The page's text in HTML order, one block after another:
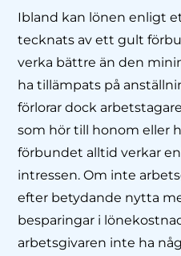
Ibland kan lönen enligt
tecknats av ett gult
verka bättre än den
ha tillämpats på
förlorar dock
som hör till honom eller
förbundet alltid verkar
intressen. Om inte
efter betydande nytta
besparingar i
arbetsgivaren inte ha